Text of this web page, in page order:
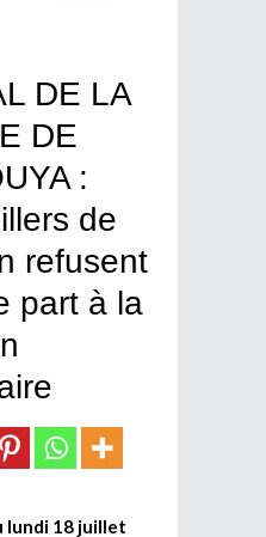
DE LA
DE
:
de
refusent
part à la
lundi 18 juillet